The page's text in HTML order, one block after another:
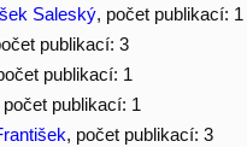
Saleský, počet publikací: 1
publikací: 3
publikací: 1
počet publikací: 1
, počet publikací: 3